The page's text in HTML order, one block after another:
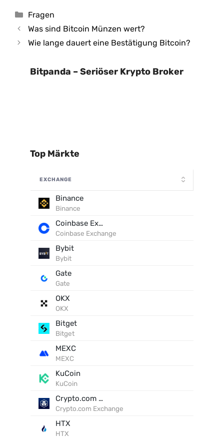
Kategorien
Fragen
Was sind Bitcoin Münzen wert?
Wie lange dauert eine Bestätigung Bitcoin?
Bitpanda – Seriöser Krypto Broker
Top Märkte
EXCHANGE
Binance
Binance
Coinbase Exchange
Coinbase Exchange
Bybit
Bybit
Gate
Gate
OKX
OKX
Bitget
Bitget
MEXC
MEXC
KuCoin
KuCoin
Crypto.com Exchange
Crypto.com Exchange
HTX
HTX